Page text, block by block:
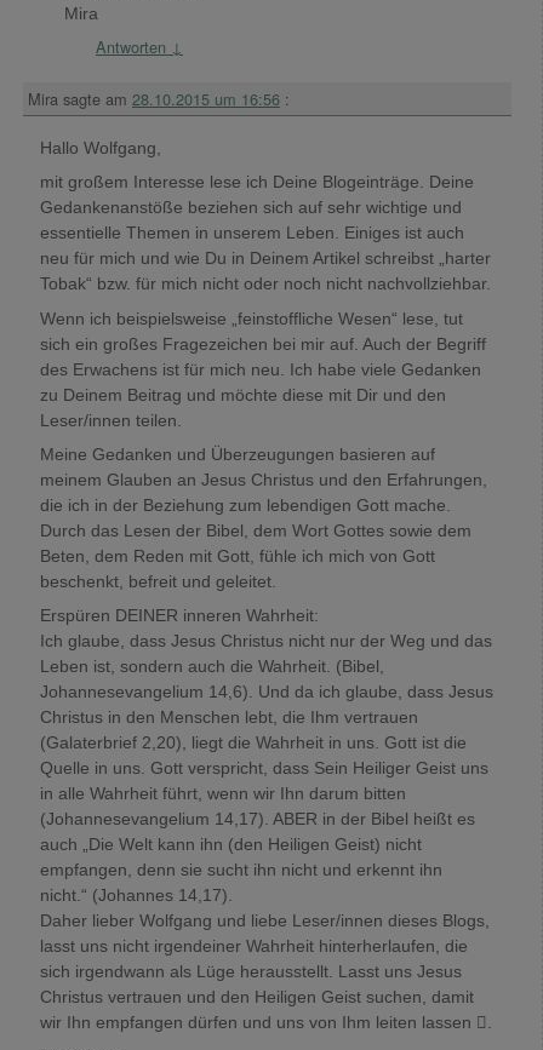
Mira
Antworten ↓
Mira sagte am 28.10.2015 um 16:56 :
Hallo Wolfgang,
mit großem Interesse lese ich Deine Blogeinträge. Deine
Gedankenanstöße beziehen sich auf sehr wichtige und
essentielle Themen in unserem Leben. Einiges ist auch
neu für mich und wie Du in Deinem Artikel schreibst „harter
Tobak“ bzw. für mich nicht oder noch nicht nachvollziehbar.
Wenn ich beispielsweise „feinstoffliche Wesen“ lese, tut
sich ein großes Fragezeichen bei mir auf. Auch der Begriff
des Erwachens ist für mich neu. Ich habe viele Gedanken
zu Deinem Beitrag und möchte diese mit Dir und den
Leser/innen teilen.
Meine Gedanken und Überzeugungen basieren auf
meinem Glauben an Jesus Christus und den Erfahrungen,
die ich in der Beziehung zum lebendigen Gott mache.
Durch das Lesen der Bibel, dem Wort Gottes sowie dem
Beten, dem Reden mit Gott, fühle ich mich von Gott
beschenkt, befreit und geleitet.
Erspüren DEINER inneren Wahrheit:
Ich glaube, dass Jesus Christus nicht nur der Weg und das
Leben ist, sondern auch die Wahrheit. (Bibel,
Johannesevangelium 14,6). Und da ich glaube, dass Jesus
Christus in den Menschen lebt, die Ihm vertrauen
(Galaterbrief 2,20), liegt die Wahrheit in uns. Gott ist die
Quelle in uns. Gott verspricht, dass Sein Heiliger Geist uns
in alle Wahrheit führt, wenn wir Ihn darum bitten
(Johannesevangelium 14,17). ABER in der Bibel heißt es
auch „Die Welt kann ihn (den Heiligen Geist) nicht
empfangen, denn sie sucht ihn nicht und erkennt ihn
nicht.“ (Johannes 14,17).
Daher lieber Wolfgang und liebe Leser/innen dieses Blogs,
lasst uns nicht irgendeiner Wahrheit hinterherlaufen, die
sich irgendwann als Lüge herausstellt. Lasst uns Jesus
Christus vertrauen und den Heiligen Geist suchen, damit
wir Ihn empfangen dürfen und uns von Ihm leiten lassen .